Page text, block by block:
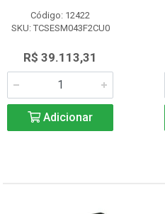
Código: 12422
SKU: TCSESM043F2CU0
R$ 39.113,31
Adicionar